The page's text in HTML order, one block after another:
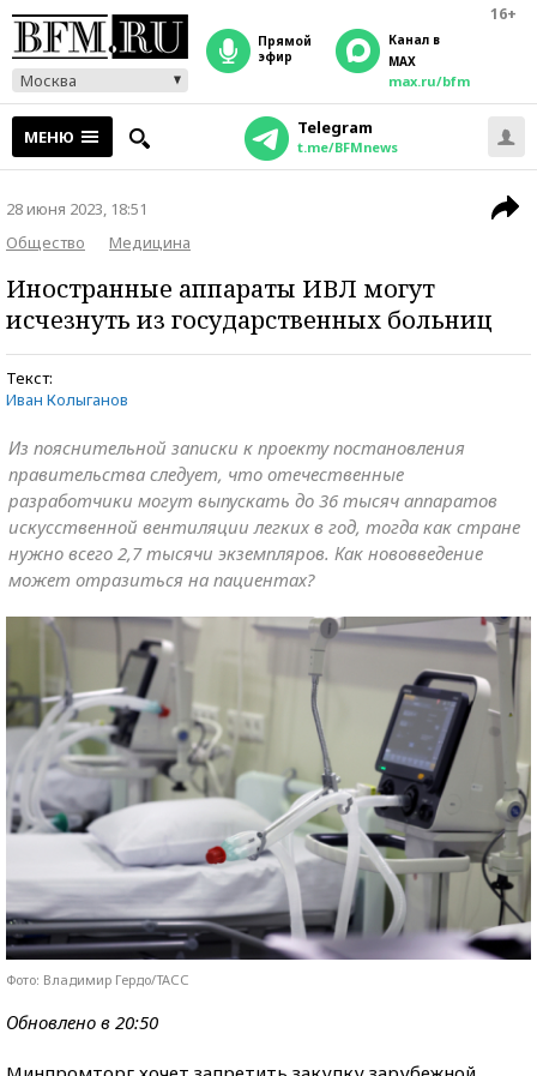
16+
Москва
прямой
эфир
Канал в
MAX
max.ru/bfm
МЕНЮ Telegram
t.me/BFMnews
28 июня 2023, 18:51
Общество
Медицина
Иностранные аппараты ИВЛ могут
исчезнуть из государственных больниц
Текст:
Иван Колыганов
Из пояснительной записки к проекту постановления
правительства следует, что отечественные
разработчики могут выпускать до 36 тысяч аппаратов
искусственной вентиляции легких в год, тогда как стране
нужно всего 2,7 тысячи экземпляров. Как нововведение
может отразиться на пациентах?
Фото: Владимир Гердо/ТАСС
Обновлено в 20:50